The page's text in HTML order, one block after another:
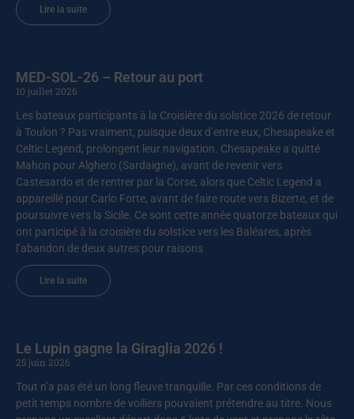
Lire la suite
MED-SOL-26 – Retour au port
10 juillet 2026
Les bateaux participants à la Croisière du solstice 2026 de retour
à Toulon ? Pas vraiment, puisque deux d’entre eux, Chesapeake et
Celtic Legend, prolongent leur navigation. Chesapeake a quitté
Mahon pour Alghero (Sardaigne), avant de revenir vers
Castesardo et de rentrer par la Corse, alors que Celtic Legend a
appareillé pour Carlo Forte, avant de faire route vers Bizerte, et de
poursuivre vers la Sicile. Ce sont cette année quatorze bateaux qui
ont participé à la croisière du solstice vers les Baléares, après
l’abandon de deux autres pour raisons
Lire la suite
Le Lupin gagne la Giraglia 2026 !
25 juin 2026
Tout n’a pas été un long fleuve tranquille. Par ces conditions de
petit temps nombre de voiliers pouvaient prétendre au titre. Nous